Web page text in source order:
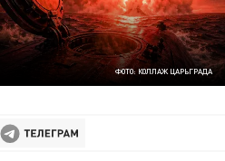
ФОТО: КОЛЛАЖ ЦАРЬГРАДА